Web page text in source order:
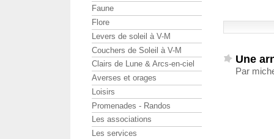
Une
Par
Faune
Flore
Levers de soleil à V-M
Couchers de Soleil à V-M
Clairs de Lune & Arcs-en-ciel
Averses et orages
Loisirs
Promenades - Randos
Les associations
Les services